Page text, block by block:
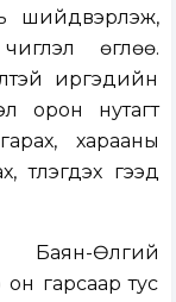
шийдвэрлэж,
өглөө.
иргэдийн
орон нутагт
харааны
түлэгдэх гээд
Өлгий
гарсаар тус